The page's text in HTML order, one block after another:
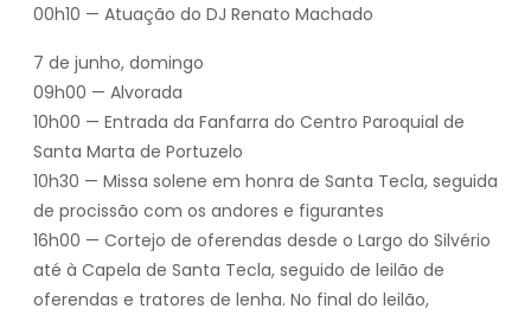
00h10 — Atuação do DJ Renato Machado
7 de junho, domingo
09h00 — Alvorada
10h00 — Entrada da Fanfarra do Centro Paroquial de
Santa Marta de Portuzelo
10h30 — Missa solene em honra de Santa Tecla, seguida
de procissão com os andores e figurantes
16h00 — Cortejo de oferendas desde o Largo do Silvério
até à Capela de Santa Tecla, seguido de leilão de
oferendas e tratores de lenha. No final do leilão,